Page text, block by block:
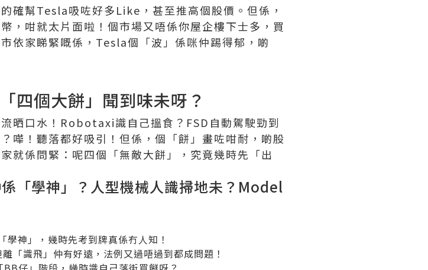
確幫Tesla吸咗好多Like，甚至推高個股價。但係，
，咁就太片面啦！個市場又唔係你屋企樓下士多，買
依家睇緊嘅係，Tesla個「波」係咪仲踢得郁，啲
四個大餅」聞到味未呀？
晒口水！Robotaxi識自己搵食？FSD自動駕駛勁到
嘩！聽落都好吸引！但係，個「餅」畫咗咁耐，啲股
就係問緊：呢四個「無敵大餅」，究竟幾時先「出
「學神」？人型機械人識掃地未？Model
學神」，幾時先考到牌真係冇人知！
「識飛」仲有好遠，法例又過唔過到都成問題！